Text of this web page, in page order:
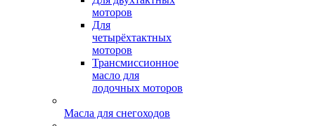
моторов
Для
четырёхтактных
моторов
Трансмиссионное
масло для
лодочных моторов
Масла для снегоходов